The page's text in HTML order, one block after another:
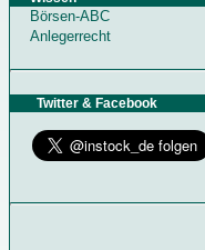
Börsen-ABC
Anlegerrecht
Twitter & Facebook